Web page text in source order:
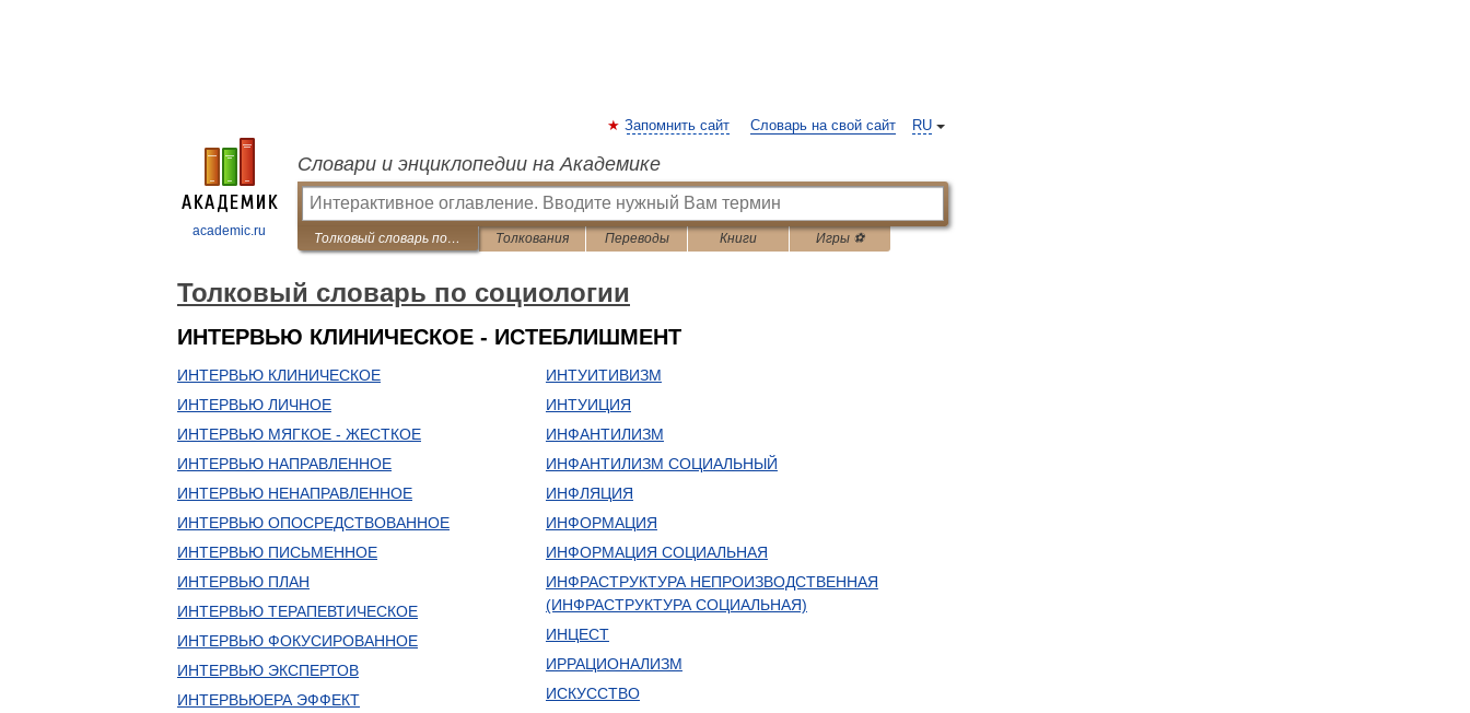
academic.ru
RU
Запомнить сайт Словарь на свой сайт
Словари и энциклопедии на Академике
Толковый словарь по социологии Толкования Переводы Книги Игры ⚽
Толковый словарь по социологии
ИНТЕРВЬЮ КЛИНИЧЕСКОЕ - ИСТЕБЛИШМЕНТ
ИНТЕРВЬЮ КЛИНИЧЕСКОЕ
ИНТЕРВЬЮ ЛИЧНОЕ
ИНТЕРВЬЮ МЯГКОЕ - ЖЕСТКОЕ
ИНТЕРВЬЮ НАПРАВЛЕННОЕ
ИНТЕРВЬЮ НЕНАПРАВЛЕННОЕ
ИНТЕРВЬЮ ОПОСРЕДСТВОВАННОЕ
ИНТЕРВЬЮ ПИСЬМЕННОЕ
ИНТЕРВЬЮ ПЛАН
ИНТЕРВЬЮ ТЕРАПЕВТИЧЕСКОЕ
ИНТЕРВЬЮ ФОКУСИРОВАННОЕ
ИНТЕРВЬЮ ЭКСПЕРТОВ
ИНТЕРВЬЮЕРА ЭФФЕКТ
ИНТУИТИВИЗМ
ИНТУИЦИЯ
ИНФАНТИЛИЗМ
ИНФАНТИЛИЗМ СОЦИАЛЬНЫЙ
ИНФЛЯЦИЯ
ИНФОРМАЦИЯ
ИНФОРМАЦИЯ СОЦИАЛЬНАЯ
ИНФРАСТРУКТУРА НЕПРОИЗВОДСТВЕННАЯ
(ИНФРАСТРУКТУРА СОЦИАЛЬНАЯ)
ИНЦЕСТ
ИРРАЦИОНАЛИЗМ
ИСКУССТВО